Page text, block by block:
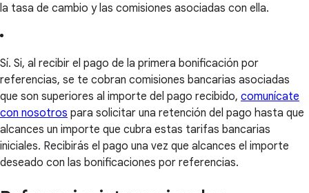
la tasa de cambio y las comisiones asociadas con ella.
Sí. Si, al recibir el pago de la primera bonificación por
referencias, se te cobran comisiones bancarias asociadas
que son superiores al importe del pago recibido, comunícate
con nosotros para solicitar una retención del pago hasta que
alcances un importe que cubra estas tarifas bancarias
iniciales. Recibirás el pago una vez que alcances el importe
deseado con las bonificaciones por referencias.